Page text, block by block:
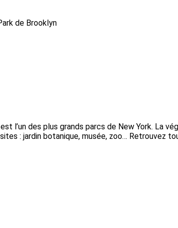
de Brooklyn
l’un des plus grands parcs de New York. La
: jardin botanique, musée, zoo… Retrouvez